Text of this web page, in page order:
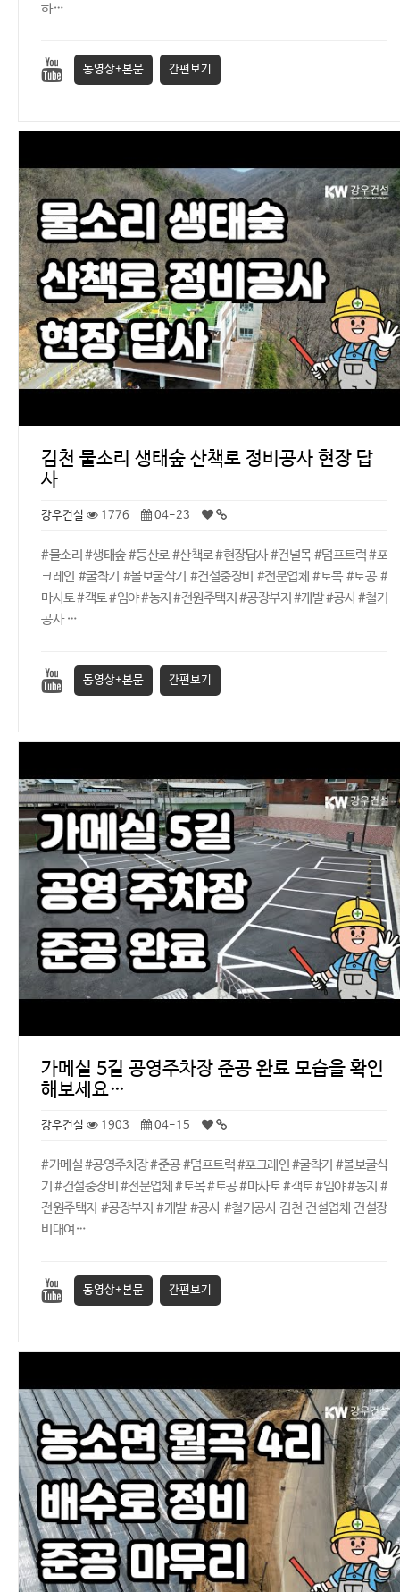
하…
동영상+본문 간편보기
김천 물소리 생태숲 산책로 정비공사 현장 답
사
강우건설 1776 04-23
#물소리 #생태숲 #등산로 #산책로 #현장답사 #건널목 #덤프트럭 #포
크레인 #굴착기 #볼보굴삭기 #건설중장비 #전문업체 #토목 #토공 #
마사토 #객토 #임야 #농지 #전원주택지 #공장부지 #개발 #공사 #철거
공사 …
동영상+본문 간편보기
가메실 5길 공영주차장 준공 완료 모습을 확인
해보세요…
강우건설 1903 04-15
#가메실 #공영주차장 #준공 #덤프트럭 #포크레인 #굴착기 #볼보굴삭
기 #건설중장비 #전문업체 #토목 #토공 #마사토 #객토 #임야 #농지 #
전원주택지 #공장부지 #개발 #공사 #철거공사 김천 건설업체 건설장
비대여…
동영상+본문 간편보기